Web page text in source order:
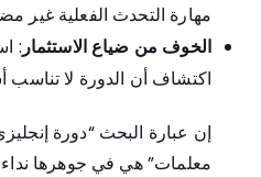
مهارة التحدث الفعلية غير
الخوف من ضياع الاستثمار:
اكتشاف أن الدورة لا تناسب
إن عبارة البحث “دورة
معلمات” هي في جوهرها